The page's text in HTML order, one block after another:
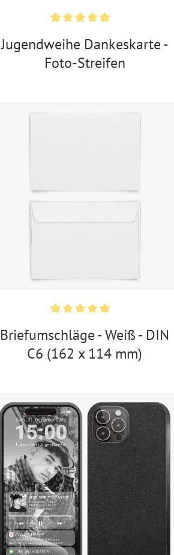
Jugendweihe Dankeskarte -
Foto-Streifen
Briefumschläge - Weiß - DIN
C6 (162 x 114 mm)